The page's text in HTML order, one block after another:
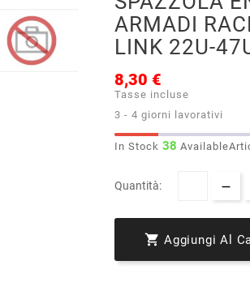
ARMADI
LINK 22U-
8,30 €
Tasse incluse
3 - 4 giorni lavorativi
In Stock 38
Quantità:
 Aggiungi Al